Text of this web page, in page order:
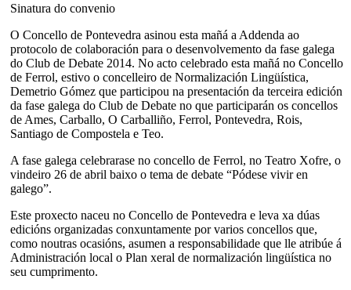
Sinatura do convenio
O Concello de Pontevedra asinou esta mañá a Addenda ao
protocolo de colaboración para o desenvolvemento da fase galega
do Club de Debate 2014. No acto celebrado esta mañá no Concello
de Ferrol, estivo o concelleiro de Normalización Lingüística,
Demetrio Gómez que participou na presentación da terceira edición
da fase galega do Club de Debate no que participarán os concellos
de Ames, Carballo, O Carballiño, Ferrol, Pontevedra, Rois,
Santiago de Compostela e Teo.
A fase galega celebrarase no concello de Ferrol, no Teatro Xofre, o
vindeiro 26 de abril baixo o tema de debate “Pódese vivir en
galego”.
Este proxecto naceu no Concello de Pontevedra e leva xa dúas
edicións organizadas conxuntamente por varios concellos que,
como noutras ocasións, asumen a responsabilidade que lle atribúe á
Administración local o Plan xeral de normalización lingüística no
seu cumprimento.